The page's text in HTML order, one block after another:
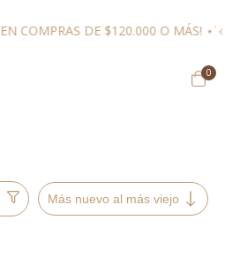
DE $120.000 O MÁS! ⋆˙⟡ (POR
0